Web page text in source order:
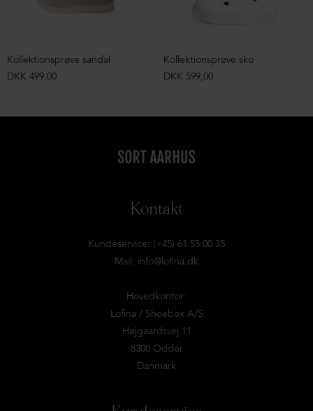
Kollektionsprøve sandal
DKK 499,00
Kollektionsprøve sko
DKK 599,00
Kontakt
Kundeservice: (+45) 61 55 00 35
Mail: info@lofina.dk
Hovedkontor:
Lofina / Shoebox A/S
Højgaardsvej 11
8300 Odder
Danmark